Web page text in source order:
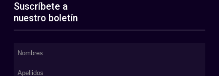
Suscríbete a
nuestro boletín